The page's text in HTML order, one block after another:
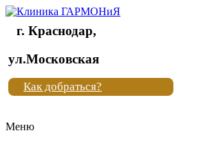
Клиника
"Новая
жизнь"
Клиника
г. Краснодар,
ул.Московская
Как добраться?
Меню